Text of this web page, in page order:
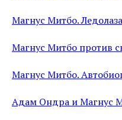
Магнус Митбо.
Магнус Митбо против
Магнус Митбо.
Адам Ондра и Магнус